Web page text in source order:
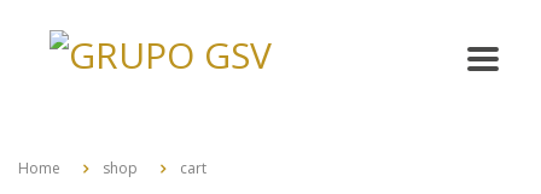
Home shop cart